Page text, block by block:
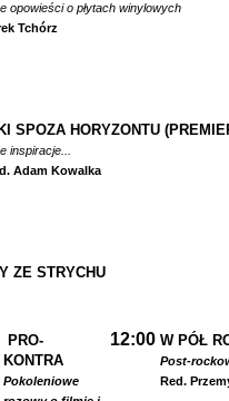
opowieści o płytach winylowych
Tchórz
SPOZA HORYZONTU
inspiracje...
Adam Kowalka
ZE STRYCHU
PRO-
KONTRA
Pokoleniowe
12:00 W PÓŁ
Post-
Red.